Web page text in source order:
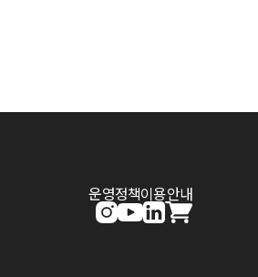
운영정책이용안내